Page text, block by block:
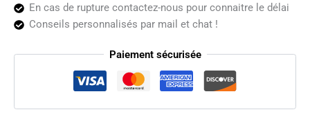
En cas de rupture contactez-nous pour connaitre le délai
Conseils personnalisés par mail et chat !
Paiement sécurisée